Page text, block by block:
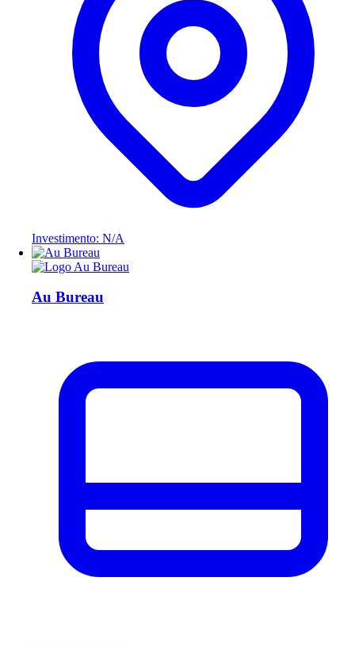
Investimento: N/A
Au Bureau